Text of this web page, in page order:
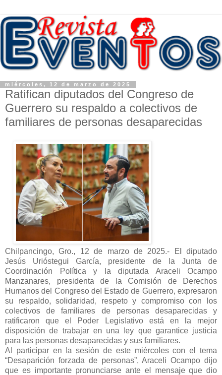
miércoles, 12 de marzo de 2025
Ratifican diputados del Congreso de
Guerrero su respaldo a colectivos de
familiares de personas desaparecidas
Chilpancingo, Gro., 12 de marzo de 2025.- El diputado
Jesús Urióstegui García, presidente de la Junta de
Coordinación Política y la diputada Araceli Ocampo
Manzanares, presidenta de la Comisión de Derechos
Humanos del Congreso del Estado de Guerrero, expresaron
su respaldo, solidaridad, respeto y compromiso con los
colectivos de familiares de personas desaparecidas y
ratificaron que el Poder Legislativo está en la mejor
disposición de trabajar en una ley que garantice justicia
para las personas desaparecidas y sus familiares.
Al participar en la sesión de este miércoles con el tema
“Desaparición forzada de personas”, Araceli Ocampo dijo
que es importante pronunciarse ante el mensaje que dio